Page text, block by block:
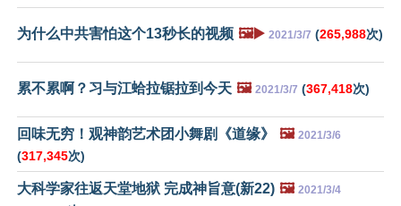
为什么中共害怕这个13秒长的视频 🖼️▶️ 2021/3/7 (265,988次)
累不累啊？习与江蛤拉锯拉到今天 🖼️ 2021/3/7 (367,418次)
回味无穷！观神韵艺术团小舞剧《道缘》 🖼️ 2021/3/6
(317,345次)
大科学家往返天堂地狱 完成神旨意(新22) 🖼️ 2021/3/4